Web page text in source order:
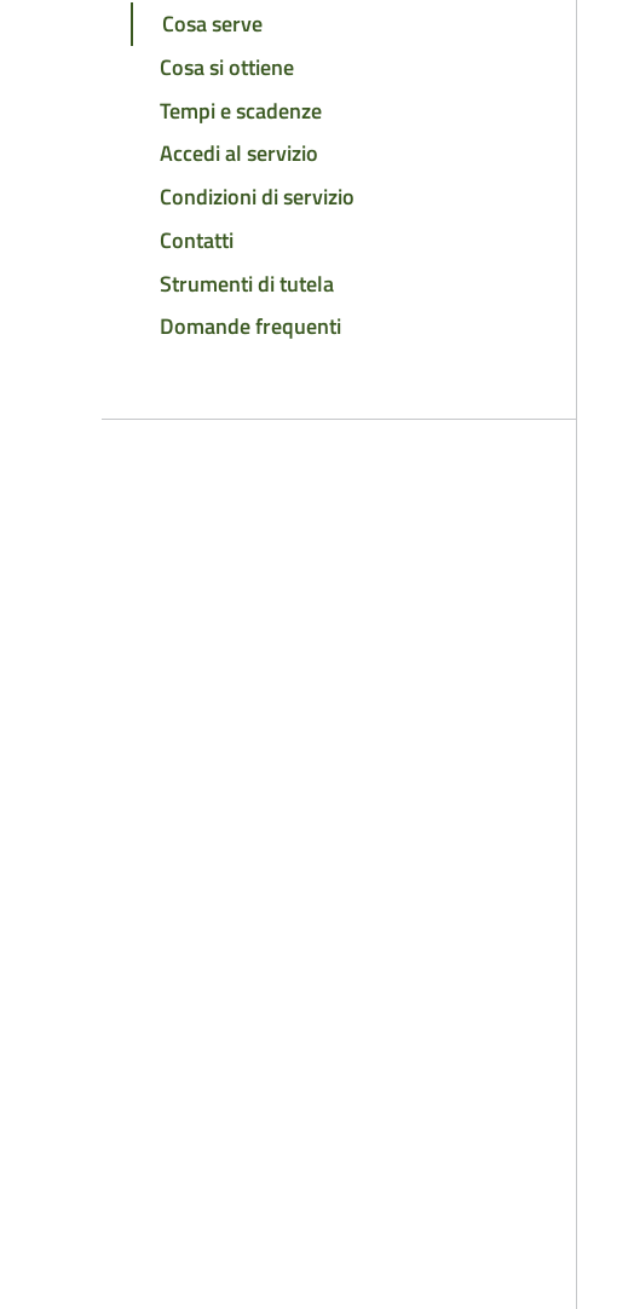
Cosa serve
Cosa si ottiene
Tempi e scadenze
Accedi al servizio
Condizioni di servizio
Contatti
Strumenti di tutela
Domande frequenti